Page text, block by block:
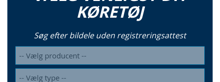
KØRETØJ
Søg efter bildele uden registreringsattest